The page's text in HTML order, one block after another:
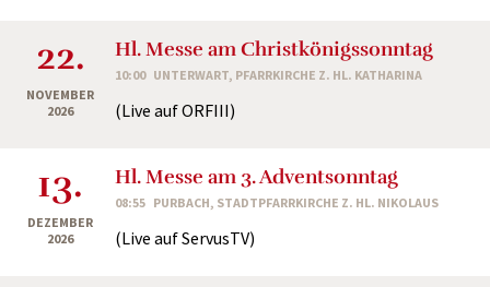
22.
NOVEMBER
2026
Hl. Messe am Christkönigssonntag
10:00 UNTERWART, PFARRKIRCHE Z. HL. KATHARINA
(Live auf ORFIII)
13.
DEZEMBER
2026
Hl. Messe am 3. Adventsonntag
08:55 PURBACH, STADTPFARRKIRCHE Z. HL. NIKOLAUS
(Live auf ServusTV)